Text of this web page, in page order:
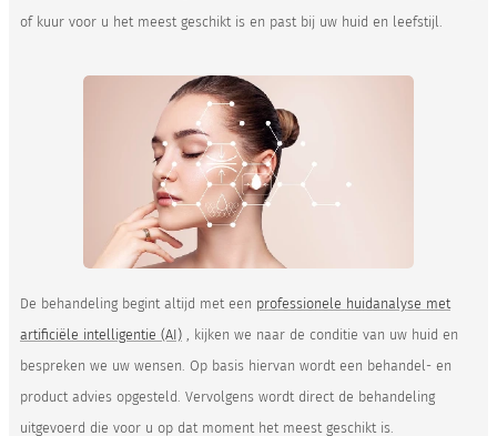
of kuur voor u het meest geschikt is en past bij uw huid en leefstijl.
De behandeling begint altijd met een professionele huidanalyse met
artificiële intelligentie (AI) , kijken we naar de conditie van uw huid en
bespreken we uw wensen. Op basis hiervan wordt een behandel- en
product advies opgesteld. Vervolgens wordt direct de behandeling
uitgevoerd die voor u op dat moment het meest geschikt is.